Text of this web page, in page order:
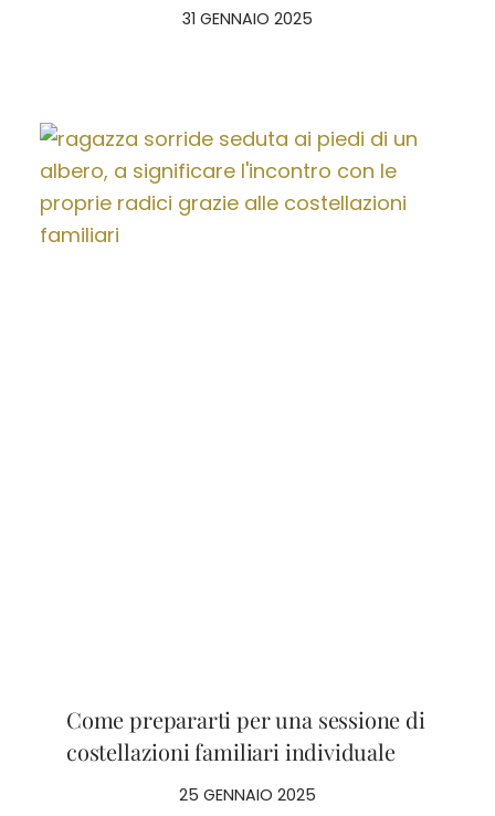
31 GENNAIO 2025
Come prepararti per una sessione di
costellazioni familiari individuale
25 GENNAIO 2025